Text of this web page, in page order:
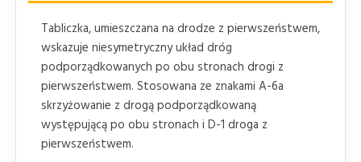
Tabliczka, umieszczana na drodze z pierwszeństwem,
wskazuje niesymetryczny układ dróg
podporządkowanych po obu stronach drogi z
pierwszeństwem. Stosowana ze znakami A-6a
skrzyżowanie z drogą podporządkowaną
występującą po obu stronach i D-1 droga z
pierwszeństwem.